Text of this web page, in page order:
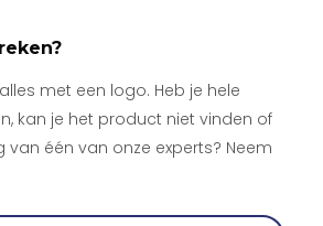
met een logo. Heb je hele
kan je het product niet vinden of
van één van onze experts? Neem